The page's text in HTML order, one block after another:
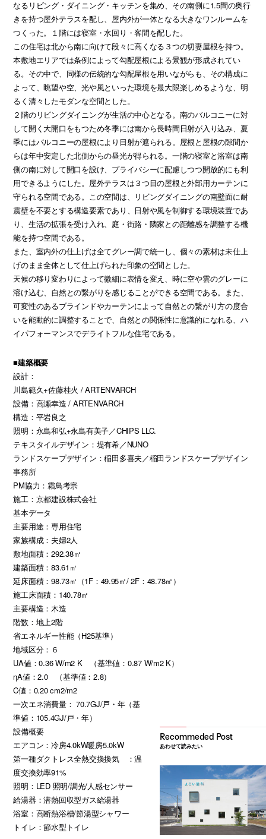
なるリビング・ダイニング・キッチンを集め、その南側に1.5間の奥行
きを持つ屋外テラスを配し、屋内外が一体となる大きなワンルームを
つくった。１階には寝室・水回り・客間を配した。
この住宅は北から南に向けて段々に高くなる３つの切妻屋根を持つ。
本敷地エリアでは条例によって勾配屋根による景観が形成されてい
る。その中で、同様の伝統的な勾配屋根を用いながらも、その構成に
よって、眺望や空、光や風といった環境を最大限楽しめるような、明
るく清々したモダンな空間とした。
２階のリビングダイニングが生活の中心となる。南のバルコニーに対
して開く大開口をもつため冬季には南から長時間日射が入り込み、夏
季にはバルコニーの屋根により日射が遮られる。屋根と屋根の隙間か
らは年中安定した北側からの昼光が得られる。一階の寝室と浴室は南
側の南に対して開口を設け、プライバシーに配慮しつつ開放的にも利
用できるようにした。屋外テラスは３つ目の屋根と外部用カーテンに
守られる空間である。この空間は、リビングダイニングの南壁面に耐
震壁を不要とする構造要素であり、日射や風を制御する環境装置であ
り、生活の拡張を受け入れ、庭・街路・隣家との距離感を調整する機
能を持つ空間である。
また、室内外の仕上げは全てグレー調で統一し、個々の素材は未仕上
げのまま全体として仕上げられた印象の空間とした。
天候の移り変わりによって微細に表情を変え、時に空や雲のグレーに
溶け込む、自然との繋がりを感じることができる空間である。また、
可変性のあるブラインドやカーテンによって自然との繋がり方の度合
いを能動的に調整することで、自然との関係性に意識的になれる、ハ
イパフォーマンスでデライトフルな住宅である。
■建築概要
設計：
川島範久+佐藤桂火 / ARTENVARCH
設備：高瀬幸造 / ARTENVARCH
構造：平岩良之
照明：永島和弘+永島有美子／CHIPS LLC.
テキスタイルデザイン：堤有希／NUNO
ランドスケープデザイン：稲田多喜夫／稲田ランドスケープデザイン
事務所
PM協力：霜鳥考宗
施工：京都建設株式会社
基本データ
主要用途：専用住宅
家族構成：夫婦2人
敷地面積：292.38㎡
建築面積：83.61㎡
延床面積：98.73㎡（1F：49.95㎡/ 2F：48.78㎡）
施工床面積：140.78㎡
主要構造：木造
階数：地上2階
省エネルギー性能（H25基準）
地域区分：６
UA値：0.36 W/m2 K （基準値：0.87 W/m2 K）
ηA値：2.0 （基準値：2.8）
C値：0.20 cm2/m2
一次エネ消費量： 70.7GJ/戸・年（基
準値：105.4GJ/戸・年）
設備概要
エアコン：冷房4.0kW暖房5.0kW
第一種ダクトレス全熱交換換気 ：温
度交換効率91%
照明：LED 照明/調光/人感センサー
給湯器：潜熱回収型ガス給湯器
浴室：高断熱浴槽/節湯型シャワー
トイレ：節水型トイレ
あわせて読みたい